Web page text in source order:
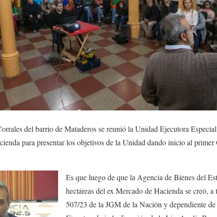
del barrio de Mataderos se reunió la Unidad Ejecutora
para presentar los objetivos de la Unidad dando inicio al
Es que luego de que la Agencia de Bienes del
hectáreas del ex Mercado de Hacienda se creó,
507/23 de la JGM de la Nación y dependiente